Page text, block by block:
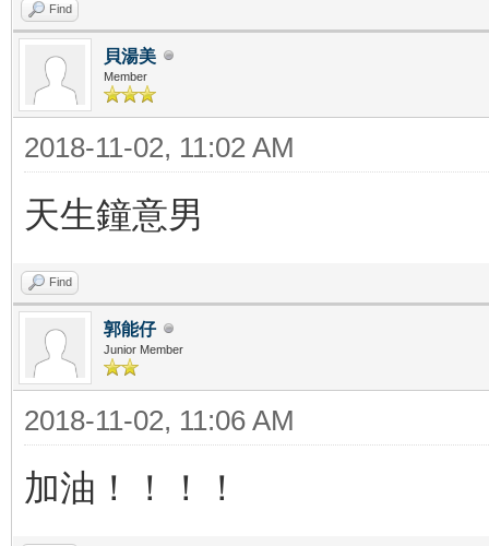
Find
貝湯美
Member
2018-11-02, 11:02 AM
天生鐘意男
Find
郭能仔
Junior Member
2018-11-02, 11:06 AM
加油！！！！